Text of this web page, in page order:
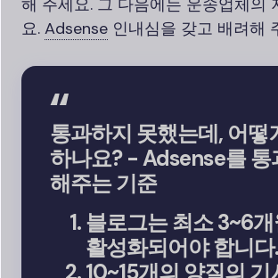
해 주세요. 그 다음에는 운송업체의
요. Adsense 인내심을 갖고 배려해
통과하지 못했는데, 어떻
하나요? - Adsense를 통
해주는 기준
블로그는 최소 3~6
활성화되어야 합니다.